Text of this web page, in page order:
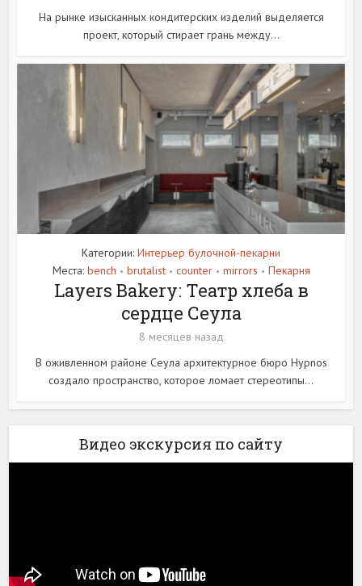
На рынке изысканных кондитерских изделий выделяется
проект, который стирает грань между...
Категории: Интерьер булочной-пекарни
Места: bench • brutalist • counter • mirrors • Пекарня
Layers Bakery: Театр хлеба в
сердце Сеула
8 месяцев назад
В оживленном районе Сеула архитектурное бюро Hypnos
создало пространство, которое ломает стереотипы...
Видео экскурсия по сайту